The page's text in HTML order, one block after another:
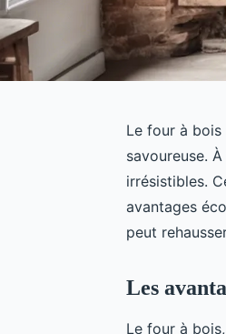
Le four à
savoureuse.
irrésistibles.
avantages
peut
Les
Le four à